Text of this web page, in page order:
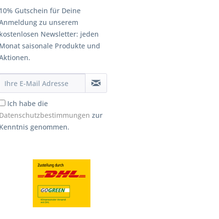
10% Gutschein für Deine
zu unserem
kostenlosen Newsletter: jeden
Monat saisonale Produkte und
Ich habe die
Datenschutzbestimmungen zur
Kenntnis genommen.